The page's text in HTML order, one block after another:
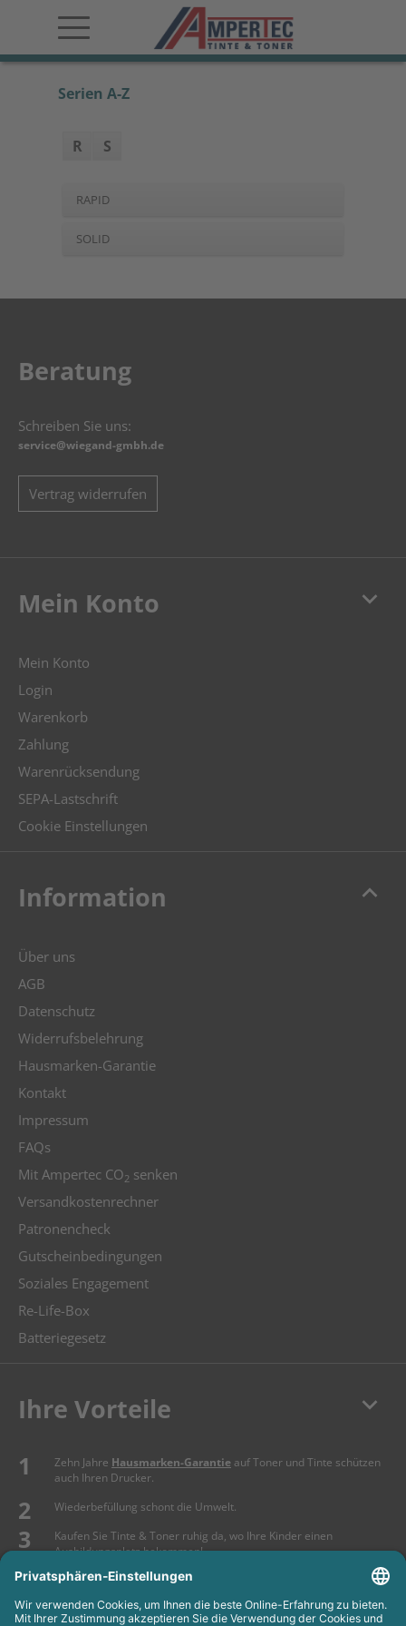
Serien A-Z
R S
RAPID
SOLID
Beratung
Schreiben Sie uns:
service@wiegand-gmbh.de
Vertrag widerrufen
keyboard_arrow_down
Mein Konto
Mein Konto
Login
Warenkorb
Zahlung
Warenrücksendung
SEPA-Lastschrift
Cookie Einstellungen
keyboard_arrow_up
Information
Über uns
AGB
Datenschutz
Widerrufsbelehrung
Hausmarken-Garantie
Kontakt
Impressum
FAQs
Mit Ampertec CO2 senken
Versandkostenrechner
Patronencheck
Gutscheinbedingungen
Soziales Engagement
Re-Life-Box
Batteriegesetz
keyboard_arrow_down
Ihre Vorteile
Zehn Jahre Hausmarken-Garantie auf Toner und Tinte schützen
auch Ihren Drucker.
Wiederbefüllung schont die Umwelt.
Kaufen Sie Tinte & Toner ruhig da, wo Ihre Kinder einen
Ausbildungsplatz bekommen!
Sicherung deutscher Produktionsstandorte.
Kosten senken, Ressourcen schonen.